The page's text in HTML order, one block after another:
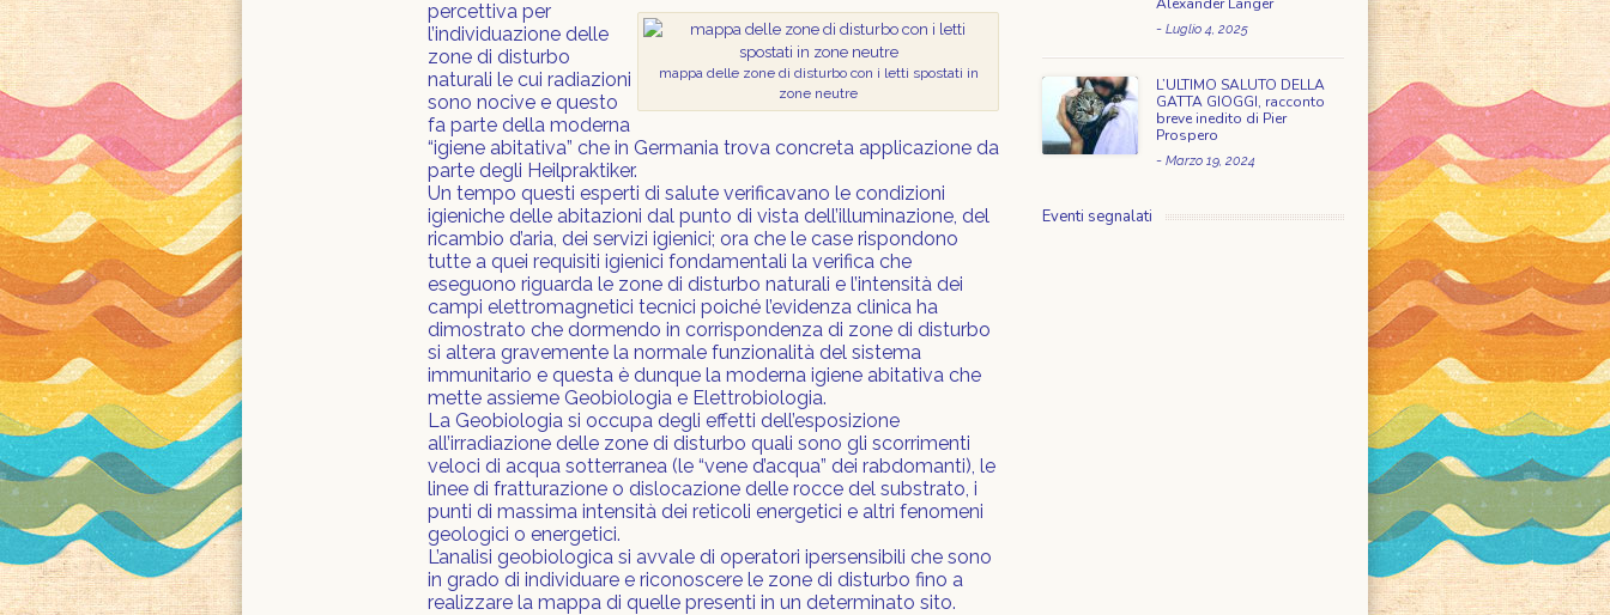
mappa delle zone di disturbo con i letti spostati in
zone neutre
percettiva per
l’individuazione delle
zone di disturbo
naturali le cui radiazioni
sono nocive e questo
fa parte della moderna
“igiene abitativa” che in Germania trova concreta applicazione da
parte degli Heilpraktiker.
Un tempo questi esperti di salute verificavano le condizioni
igieniche delle abitazioni dal punto di vista dell’illuminazione, del
ricambio d’aria, dei servizi igienici; ora che le case rispondono
tutte a quei requisiti igienici fondamentali la verifica che
eseguono riguarda le zone di disturbo naturali e l’intensità dei
campi elettromagnetici tecnici poiché l’evidenza clinica ha
dimostrato che dormendo in corrispondenza di zone di disturbo
si altera gravemente la normale funzionalità del sistema
immunitario e questa è dunque la moderna igiene abitativa che
mette assieme Geobiologia e Elettrobiologia.
La Geobiologia si occupa degli effetti dell’esposizione
all’irradiazione delle zone di disturbo quali sono gli scorrimenti
veloci di acqua sotterranea (le “vene d’acqua” dei rabdomanti), le
linee di fratturazione o dislocazione delle rocce del substrato, i
punti di massima intensità dei reticoli energetici e altri fenomeni
geologici o energetici.
L’analisi geobiologica si avvale di operatori ipersensibili che sono
in grado di individuare e riconoscere le zone di disturbo fino a
realizzare la mappa di quelle presenti in un determinato sito.
- Luglio 4, 2025
L’ULTIMO SALUTO DELLA
GATTA GIOGGI, racconto
breve inedito di Pier
Prospero
- Marzo 19, 2024
Eventi segnalati